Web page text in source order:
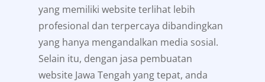
yang memiliki website terlihat lebih
profesional dan terpercaya dibandingkan
yang hanya mengandalkan media sosial.
Selain itu, dengan jasa pembuatan
website Jawa Tengah yang tepat, anda